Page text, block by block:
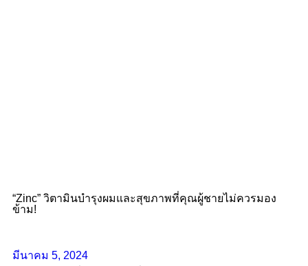
“Zinc” วิตามินบำรุงผมและสุขภาพที่คุณผู้ชายไม่ควรมอง
ข้าม!
มีนาคม 5, 2024